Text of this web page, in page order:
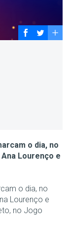
o dia, no
Lourenço e
o dia, no
Lourenço e
no Jogo